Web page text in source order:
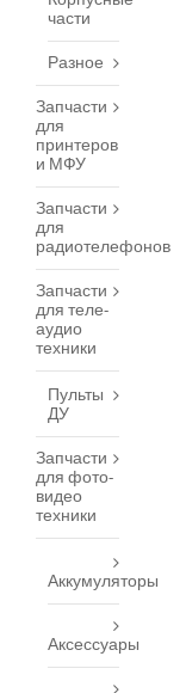
части
Разное
Запчасти
для
принтеров
и МФУ
Запчасти
для
радиотелефонов
Запчасти
для теле-
аудио
техники
Пульты
ДУ
Запчасти
для фото-
видео
техники
Аккумуляторы
Аксессуары